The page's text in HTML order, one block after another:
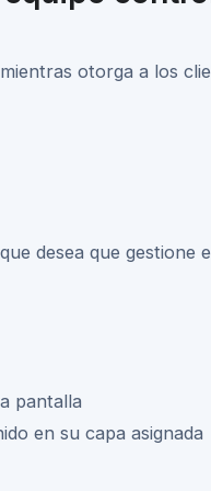
otorga a los
desea que gestione
pantalla
en su capa asignada